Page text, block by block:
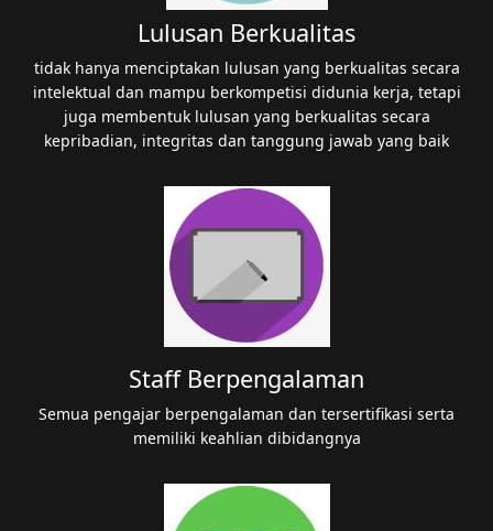
Lulusan Berkualitas
tidak hanya menciptakan lulusan yang berkualitas secara
intelektual dan mampu berkompetisi didunia kerja, tetapi
juga membentuk lulusan yang berkualitas secara
kepribadian, integritas dan tanggung jawab yang baik
Staff Berpengalaman
Semua pengajar berpengalaman dan tersertifikasi serta
memiliki keahlian dibidangnya